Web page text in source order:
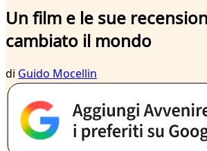
Un film e le sue
cambiato il mondo
di Guido Mocellin